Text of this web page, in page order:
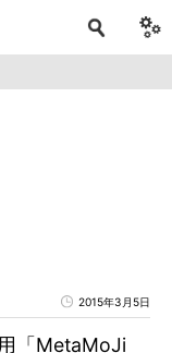
2015年3月5日
「MetaMoJi